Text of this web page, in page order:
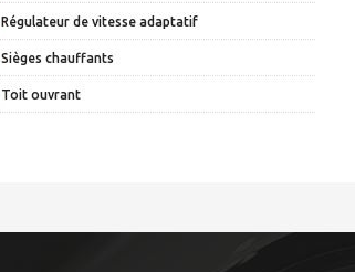
Régulateur de vitesse adaptatif
Sièges chauffants
Toit ouvrant